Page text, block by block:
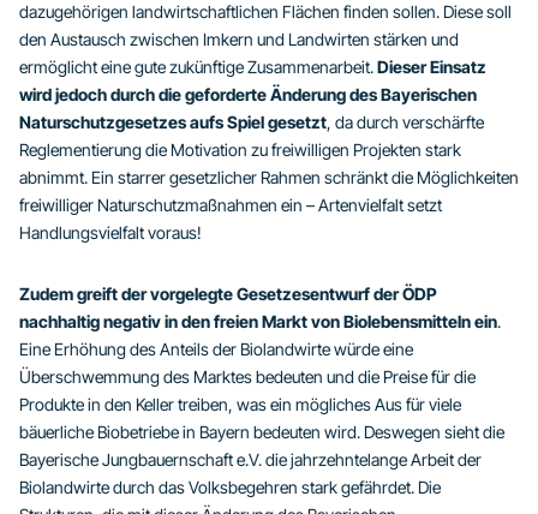
dazugehörigen landwirtschaftlichen Flächen finden sollen. Diese soll
den Austausch zwischen Imkern und Landwirten stärken und
ermöglicht eine gute zukünftige Zusammenarbeit.Dieser Einsatz
wird jedoch durch die geforderte Änderung des Bayerischen
Naturschutzgesetzes aufs Spiel gesetzt, da durch verschärfte
Reglementierung die Motivation zu freiwilligen Projekten stark
abnimmt. Ein starrer gesetzlicher Rahmen schränkt die Möglichkeiten
freiwilliger Naturschutzmaßnahmen ein – Artenvielfalt setzt
Handlungsvielfalt voraus!
Zudem greift dervorgelegte Gesetzesentwurf der ÖDP
nachhaltig negativ in den freien Markt von Biolebensmitteln ein.
Eine Erhöhung des Anteils der Biolandwirte würde eine
Überschwemmung des Marktes bedeuten und die Preise für die
Produkte in den Keller treiben, was ein mögliches Aus für viele
bäuerliche Biobetriebe in Bayern bedeuten wird. Deswegen sieht die
Bayerische Jungbauernschaft e.V. die jahrzehntelange Arbeit der
Biolandwirte durch das Volksbegehren stark gefährdet. Die